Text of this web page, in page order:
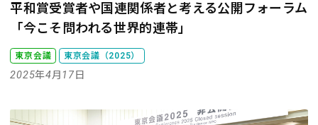
平和賞受賞者や国連関係者と考える公開フォーラム
「今こそ問われる世界的連帯」
東京会議 東京会議（2025）
2025年4月17日